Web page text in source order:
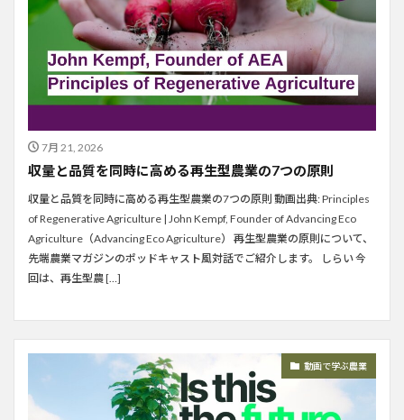
7月 21, 2026
収量と品質を同時に高める再生型農業の7つの原則
収量と品質を同時に高める再生型農業の7つの原則 動画出典: Principles
of Regenerative Agriculture | John Kempf, Founder of Advancing Eco
Agriculture（Advancing Eco Agriculture） 再生型農業の原則について、
先端農業マガジンのポッドキャスト風対話でご紹介します。 しらい 今
回は、再生型農 […]
動画で学ぶ農業